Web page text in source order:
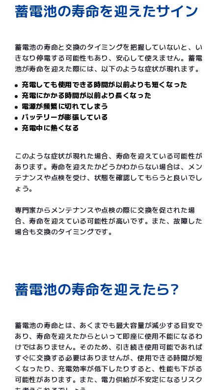
蓄電池の寿命を迎えたサイン
蓄電池の寿命と交換のタイミングを把握していないと、い
きなり停電する可能性もあり、安心して使えません。蓄電
池が寿命を迎えた際には、以下のような症状が現れます。
充電しても使用できる時間が以前よりも短くなった
充電にかかる時間が以前より長くなった
電源が頻繁に切れてしまう
バッテリーが膨張している
充電中に熱くなる
このような症状が現れた場合、寿命を迎えている可能性が
あります。寿命を迎えたかどうかわからない場合は、メン
テナンスや点検を受け、状態を確認してもらうと良いでし
ょう。
専門家からメンテナンスや点検の際に交換を促された場
合、寿命を迎えている可能性が高いです。また、故障した
場合も交換のタイミングです。
蓄電池の寿命を迎えたら?
蓄電池の寿命とは、あくまでも最大容量が減少する目安で
あり、寿命を迎えたからといって即座に使用不能になるわ
けではありません。そのため、引き続き使用可能であれば
すぐに交換する必要はありませんが、使用できる時間が短
くなったり、充電効率が低下したりすると、性能も下がる
可能性があります。また、電力供給が不安定になるリスク